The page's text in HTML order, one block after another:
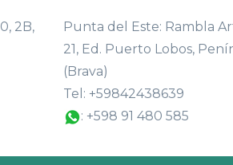
2B,
Punta del Este: Rambla
21, Ed. Puerto Lobos,
(Brava)
Tel: +59842438639
: +598 91 480 585